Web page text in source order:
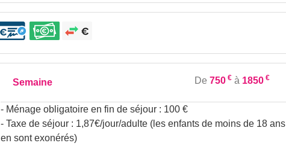
Semaine De750 € à 1850 €
- Ménage obligatoire en fin de séjour : 100 €
- Taxe de séjour : 1,87€/jour/adulte (les enfants de moins de 18 ans
en sont exonérés)